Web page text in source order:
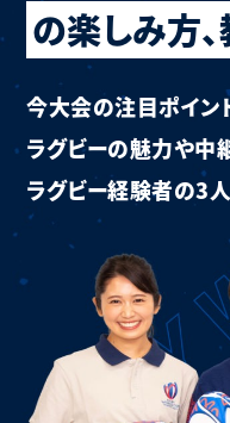
の楽しみ方、
今大会の注目ポイン
ラグビーの魅力や中
ラグビー経験者の3